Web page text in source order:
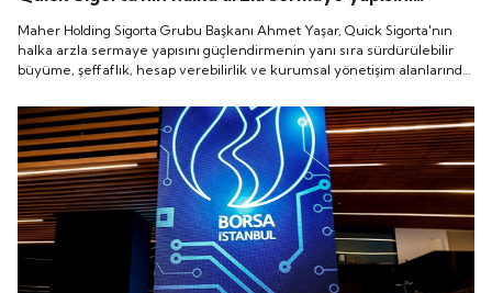
güçlendirmenin yanı sıra sürdürülebilir büyüme,
şeffaflık, hesap verebilirlik ve kurumsal yönetişim
alanlarında yeni bir döneme girdiğini belirtti.
Maher Holding Sigorta Grubu Başkanı Ahmet Yaşar, Quick Sigorta'nın
halka arzla sermaye yapısını güçlendirmenin yanı sıra sürdürülebilir
büyüme, şeffaflık, hesap verebilirlik ve kurumsal yönetişim alanlarında